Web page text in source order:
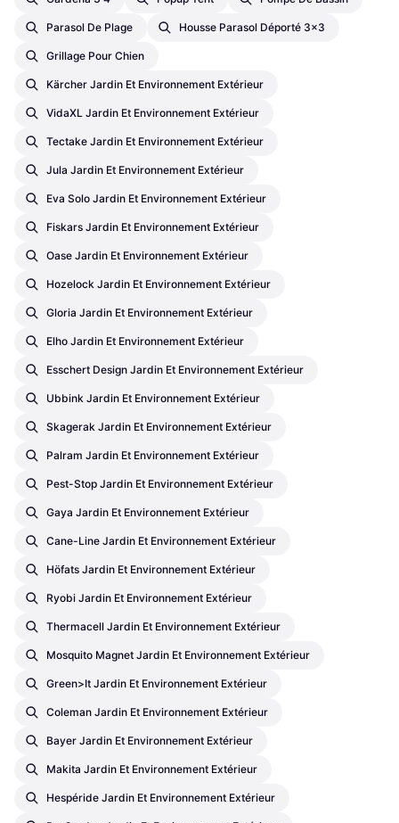
Parasol De Plage Housse Parasol Déporté 3x3
Grillage Pour Chien
Kärcher Jardin Et Environnement Extérieur
VidaXL Jardin Et Environnement Extérieur
Tectake Jardin Et Environnement Extérieur
Jula Jardin Et Environnement Extérieur
Eva Solo Jardin Et Environnement Extérieur
Fiskars Jardin Et Environnement Extérieur
Oase Jardin Et Environnement Extérieur
Hozelock Jardin Et Environnement Extérieur
Gloria Jardin Et Environnement Extérieur
Elho Jardin Et Environnement Extérieur
Esschert Design Jardin Et Environnement Extérieur
Ubbink Jardin Et Environnement Extérieur
Skagerak Jardin Et Environnement Extérieur
Palram Jardin Et Environnement Extérieur
Pest-Stop Jardin Et Environnement Extérieur
Gaya Jardin Et Environnement Extérieur
Cane-Line Jardin Et Environnement Extérieur
Höfats Jardin Et Environnement Extérieur
Ryobi Jardin Et Environnement Extérieur
Thermacell Jardin Et Environnement Extérieur
Mosquito Magnet Jardin Et Environnement Extérieur
Green>it Jardin Et Environnement Extérieur
Coleman Jardin Et Environnement Extérieur
Bayer Jardin Et Environnement Extérieur
Makita Jardin Et Environnement Extérieur
Hespéride Jardin Et Environnement Extérieur